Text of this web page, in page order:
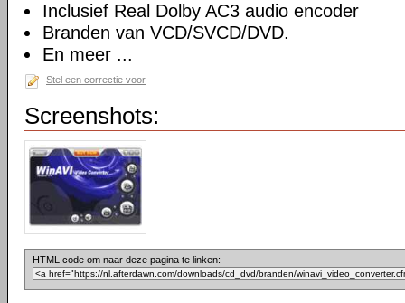
Inclusief Real Dolby AC3 audio encoder
Branden van VCD/SVCD/DVD.
En meer ...
Stel een correctie voor
Screenshots:
HTML code om naar deze pagina te linken: